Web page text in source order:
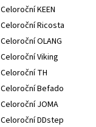
Celoroční KEEN
Celoroční Ricosta
Celoroční OLANG
Celoroční Viking
Celoroční TH
Celoroční Befado
Celoroční JOMA
Celoroční DDstep